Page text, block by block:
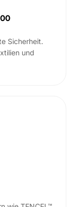
Sicherheit.
und